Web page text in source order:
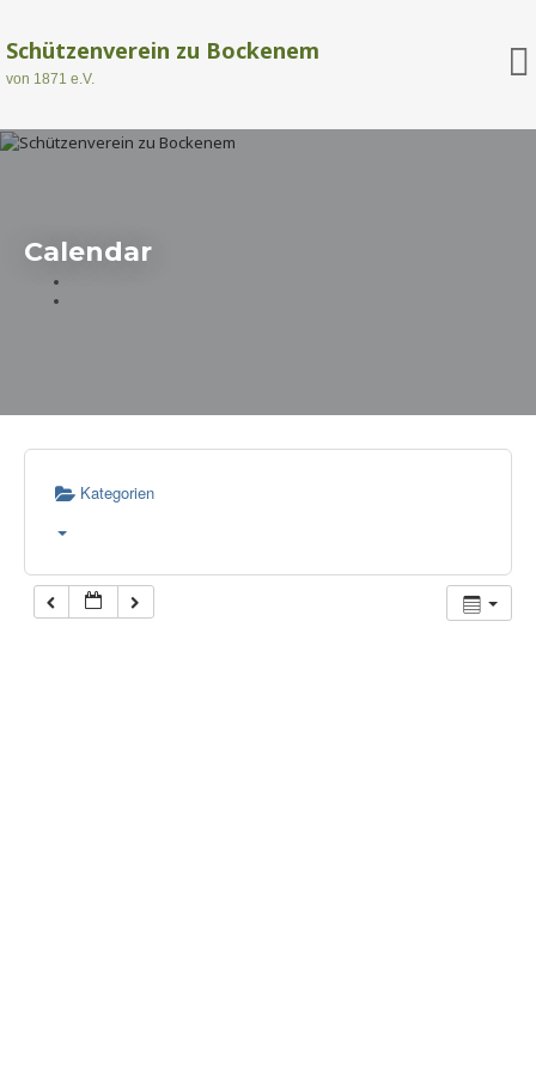
Schützenverein zu Bockenem
von 1871 e.V.
Calendar
Kategorien